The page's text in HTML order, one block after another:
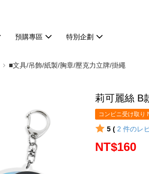
預購專區 特別企劃
■文具/吊飾/紙製/胸章/壓克力立牌/掛繩
莉可麗絲 B
コンビニ受け取り
5 ( 2件のレ
NT$160